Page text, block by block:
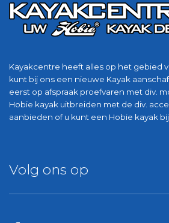
Kayakcentre heeft alles op het gebied
kunt bij ons een nieuwe Kayak
eerst op afspraak proefvaren met div.
Hobie kayak uitbreiden met de div.
aanbieden of u kunt een Hobie kayak
Volg ons op